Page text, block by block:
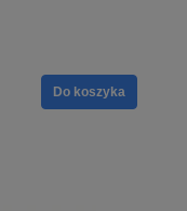
Do koszyka